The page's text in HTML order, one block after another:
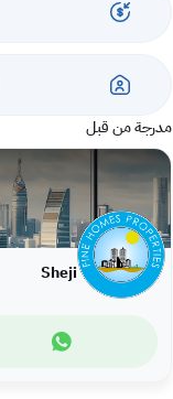
مدرجة من قبل
Sheji